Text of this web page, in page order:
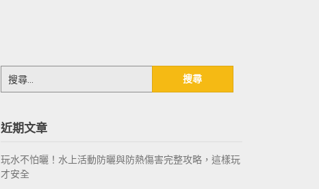
尋
字:
近期文章
玩水不怕曬！水上活動防曬與防熱傷害完整攻略，這樣玩
才安全